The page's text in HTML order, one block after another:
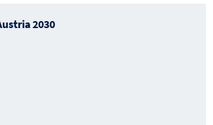
2030